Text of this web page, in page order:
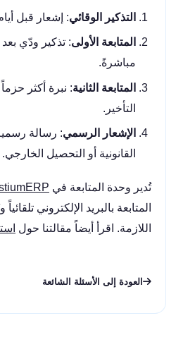
التذكير الوقائي: إشعار قبل
المتابعة الأولى: تذكير ودّي بعد
مباشرةً.
المتابعة الثانية: نبرة أكثر
التأخير.
الإشعار الرسمي: رسالة
القانونية أو التحصيل الخارجي.
تُدير وحدة المتابعة في
المتابعة بالبريد الإلكتروني
اللازمة. اقرأ أيضاً مقالتنا حول
العودة إلى الأسئلة الشائعة